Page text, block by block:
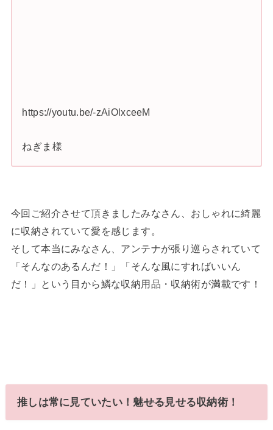
https://youtu.be/-zAiOlxceeM
ねぎま様
今回ご紹介させて頂きましたみなさん、おしゃれに綺麗
に収納されていて愛を感じます。
そして本当にみなさん、アンテナが張り巡らされていて
「そんなのあるんだ！」「そんな風にすればいいん
だ！」という目から鱗な収納用品・収納術が満載です！
推しは常に見ていたい！魅せる見せる収納術！